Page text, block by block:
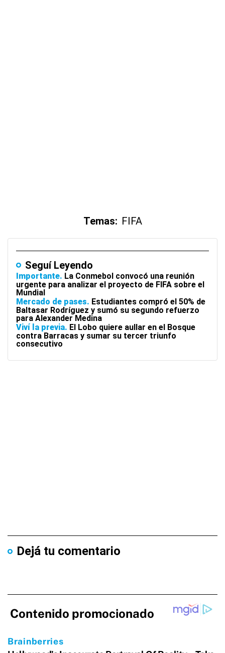
Temas: FIFA
Seguí Leyendo
Importante La Conmebol convocó una reunión
urgente para analizar el proyecto de FIFA sobre el
Mundial
Mercado de pases Estudiantes compró el 50% de
Baltasar Rodríguez y sumó su segundo refuerzo
para Alexander Medina
Viví la previa El Lobo quiere aullar en el Bosque
contra Barracas y sumar su tercer triunfo
consecutivo
Dejá tu comentario